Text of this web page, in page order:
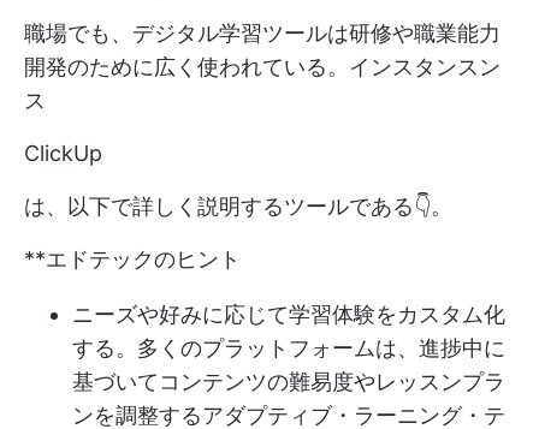
職場でも、デジタル学習ツールは研修や職業能力
開発のために広く使われている。インスタンスン
ス
ClickUp
は、以下で詳しく説明するツールである👇。
**エドテックのヒント
ニーズや好みに応じて学習体験をカスタム化
する。多くのプラットフォームは、進捗中に
基づいてコンテンツの難易度やレッスンプラ
ンを調整するアダプティブ・ラーニング・テ